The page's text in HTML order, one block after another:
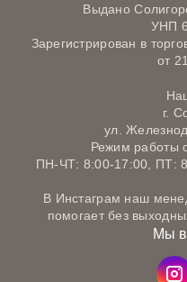
Выдано
УНП
Зарегистрирован в
от
г.
ул.
Режим работы
ПН-ЧТ: 8:00-17:00, ПТ:
В Инстаграм наш
помогает без
Мы в